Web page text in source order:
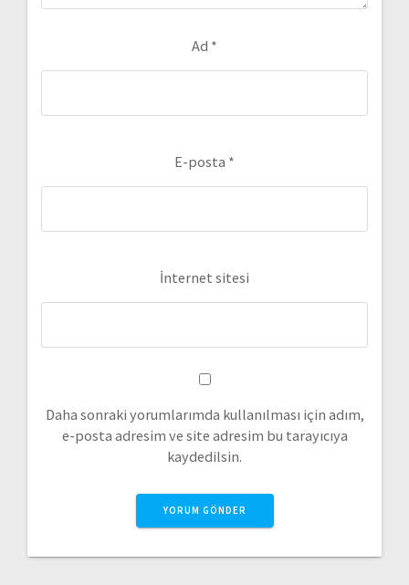
Ad *
E-posta *
İnternet sitesi
Daha sonraki yorumlarımda kullanılması için adım,
e-posta adresim ve site adresim bu tarayıcıya
kaydedilsin.